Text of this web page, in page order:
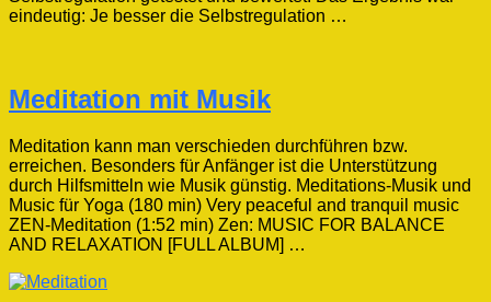
eindeutig: Je besser die Selbstregulation …
Meditation mit Musik
Meditation kann man verschieden durchführen bzw.
erreichen. Besonders für Anfänger ist die Unterstützung
durch Hilfsmitteln wie Musik günstig. Meditations-Musik und
Music für Yoga (180 min) Very peaceful and tranquil music
ZEN-Meditation (1:52 min) Zen: MUSIC FOR BALANCE
AND RELAXATION [FULL ALBUM] …